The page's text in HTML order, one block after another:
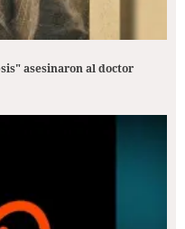
asesinaron al doctor